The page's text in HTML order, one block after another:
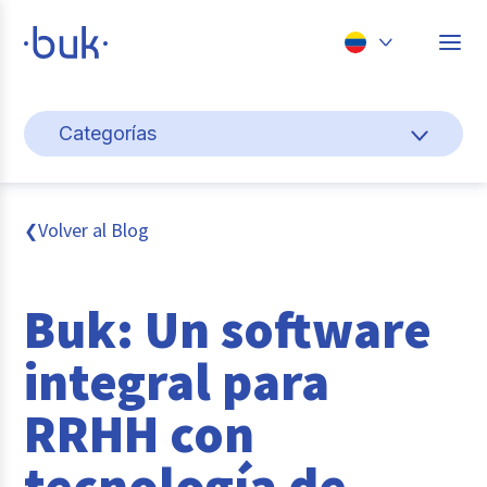
Perú
Categorías
Cultura y bienestar laboral
Gestión de personas
Pago de nómina
Buk
Transformación digital
Tendencias y Data
❮Volver al Blog
Buk: Un software
integral para
RRHH con